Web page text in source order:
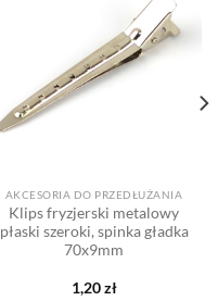
Dodaj
do listy
życzeń
AKCESORIA DO PRZEDŁUŻANIA
Klips fryzjerski metalowy
płaski szeroki, spinka gładka
70x9mm
1,20zł